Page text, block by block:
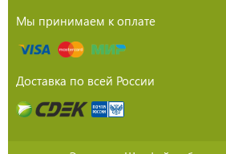
Мы принимаем к оплате
Доставка по всей России